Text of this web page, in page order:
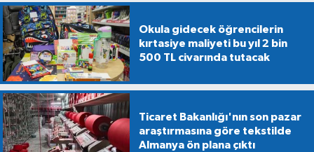
Okula gidecek öğrencilerin
kırtasiye maliyeti bu yıl 2 bin
500 TL civarında tutacak
Ticaret Bakanlığı'nın son pazar
araştırmasına göre tekstilde
Almanya ön plana çıktı